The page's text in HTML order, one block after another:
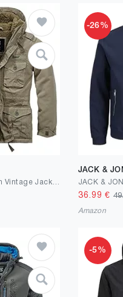
-26%
JACK &
36.99 €
Amazon
-5%